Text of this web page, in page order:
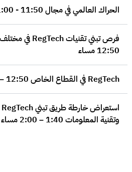
الحراك العالمي في مجال RegTech 11:00 - 11:50 صباحا
12:50 مساء
RegTech في القطاع الخاص 12:50 – 1:40 مساء
وتقنية المعلومات 1:40 – 2:00 مساء